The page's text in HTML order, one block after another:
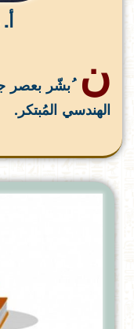
ن
ُبشّر بعصر
الهندسي المُبتكر.